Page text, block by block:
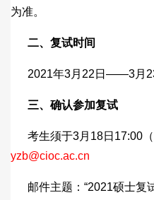
为准。
二、复试时间
2021年3月22日——3月
三、确认参加复试
考生须于3月18日17:00
yzb@cioc.ac.cn
邮件主题：“2021硕士复